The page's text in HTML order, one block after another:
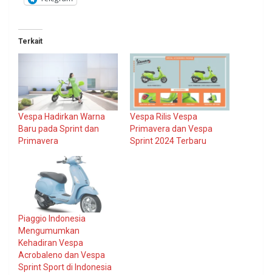
Terkait
Vespa Hadirkan Warna
Baru pada Sprint dan
Primavera
Vespa Rilis Vespa
Primavera dan Vespa
Sprint 2024 Terbaru
Piaggio Indonesia
Mengumumkan
Kehadiran Vespa
Acrobaleno dan Vespa
Sprint Sport di Indonesia